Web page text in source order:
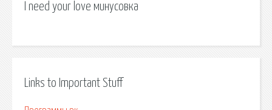
I need your love минусовка
Links to Important Stuff